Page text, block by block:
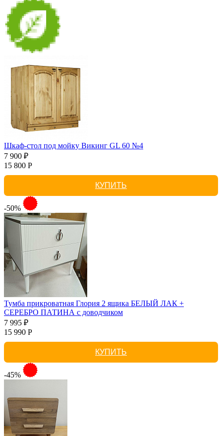
Шкаф-стол под мойку Викинг GL 60 №4
7 900 ₽
15 800 Р
КУПИТЬ
-50%
Тумба прикроватная Глория 2 ящика БЕЛЫЙ ЛАК +
СЕРЕБРО ПАТИНА с доводчиком
7 995 ₽
15 990 Р
КУПИТЬ
-45%